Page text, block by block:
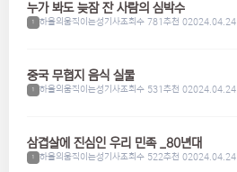
누가 봐도 늦잠 잔 사람의 심박수
1 하울의움직이는성기사조회수 781추천 02024.04.24
중국 무협지 음식 실물
1 하울의움직이는성기사조회수 531추천 02024.04.24
삼겹살에 진심인 우리 민족 _80년대
1 하울의움직이는성기사조회수 522추천 02024.04.24